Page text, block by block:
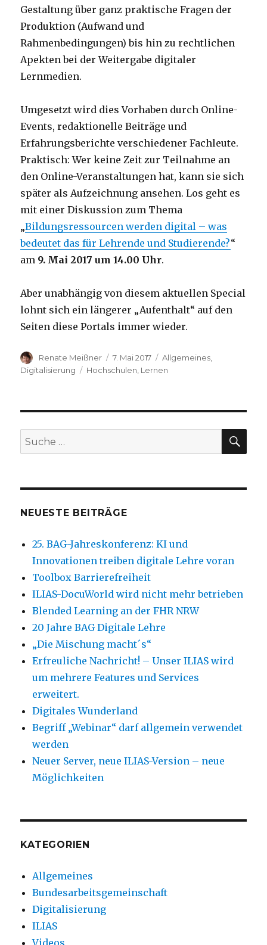
Gestaltung über ganz praktische Fragen der
Produktion (Aufwand und
Rahmenbedingungen) bis hin zu rechtlichen
Apekten bei der Weitergabe digitaler
Lernmedien.
Umgesetzt wird dies Vorhaben durch Online-
Events, redaktionelle Beiträge und
Erfahrungsberichte verschiedener Fachleute.
Praktisch: Wer keine Zeit zur Teilnahme an
den Online-Veranstaltungen hat, kann sie sich
später als Aufzeichnung ansehen. Los geht es
mit einer Diskussion zum Thema
„Bildungsressourcen werden digital – was
bedeutet das für Lehrende und Studierende?“
am 9. Mai 2017 um 14.00 Uhr.
Aber unabhängig von diesem aktuellen Special
lohnt sich ein längerer „Aufenthalt“ auf den
Seiten diese Portals immer wieder.
Autor
Renate Meißner
Veröffentlicht
am
7. Mai 2017 Kategorien
Allgemeines
Digitalisierung
Schlagwörter
Hochschulen Lernen
Suche
nach:
NEUESTE BEITRÄGE
25. BAG-Jahreskonferenz: KI und
Innovationen treiben digitale Lehre voran
Toolbox Barrierefreiheit
ILIAS-DocuWorld wird nicht mehr betrieben
Blended Learning an der FHR NRW
20 Jahre BAG Digitale Lehre
„Die Mischung macht´s“
Erfreuliche Nachricht! – Unser ILIAS wird
um mehrere Features und Services
erweitert.
Digitales Wunderland
Begriff „Webinar“ darf allgemein verwendet
werden
Neuer Server, neue ILIAS-Version – neue
Möglichkeiten
KATEGORIEN
Allgemeines
Bundesarbeitsgemeinschaft
Digitalisierung
ILIAS
Videos